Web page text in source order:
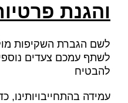
והגנת
לשם הגברת השקיפות מול
לשתף עמכם צעדים
להבטיח
עמידה בהתחייבויותינו,